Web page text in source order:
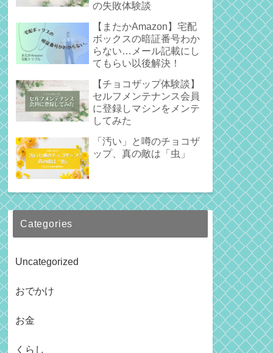
の失敗体験談
【またかAmazon】宅配
ボックスの暗証番号わか
らない…メール記載にし
てもらい以後解決！
【チョコザップ体験談】
セルフメンテナンス会員
に登録しマシンをメンテ
してみた
「汚い」と噂のチョコザ
ップ、真の敵は「虫」
Categories
Uncategorized
おでかけ
お金
くらし